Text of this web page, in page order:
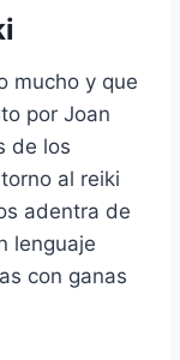
mucho y que
por Joan
de los
al reiki
adentra de
lenguaje
con ganas